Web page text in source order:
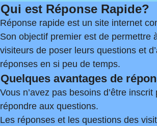
Qui est Réponse Rapide?
Réponse rapide est un site internet
Son objectif premier est de permettre
visiteurs de poser leurs questions et
réponses en si peu de temps.
Quelques avantages de
Vous n’avez pas besoins d’être
répondre aux questions.
Les réponses et les questions des